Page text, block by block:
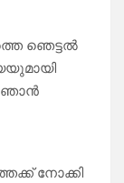
ഞെട്ടൽ
ഞാൻ
നോക്കി